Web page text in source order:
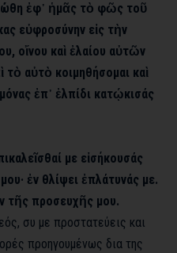
ἐφ᾿ ἡμᾶς τὸ φῶς τοῦ
εὐφροσύνην εἰς τὴν
οἴνου καὶ ἐλαίου αὐτῶν
τὸ αὐτὸ κοιμηθήσομαι καὶ
ἐπ᾿ ἐλπίδι κατῴκισάς
με εἰσήκουσάς
ἐν θλίψει ἐπλάτυνάς με.
τῆς προσευχῆς μου.
προστατεύεις και
προηγουμένως δια της